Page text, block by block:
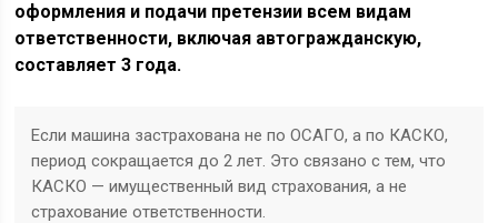
оформления и подачи претензии всем видам
ответственности, включая автогражданскую,
составляет 3 года.
Если машина застрахована не по ОСАГО, а по КАСКО,
период сокращается до 2 лет. Это связано с тем, что
КАСКО — имущественный вид страхования, а не
страхование ответственности.